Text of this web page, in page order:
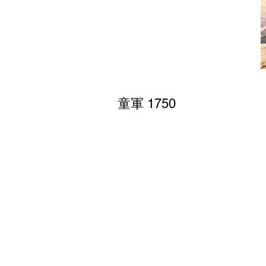
童軍 1750